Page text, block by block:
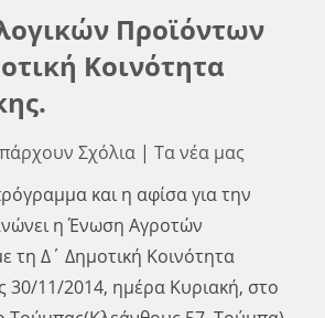
Προϊόντων
Κοινότητα
Σχόλια |Τα νέα μας
και η αφίσα για την
η Ένωση Αγροτών
τη Δ΄ Δημοτική Κοινότητα
30/11/2014, ημέρα Κυριακή, στο